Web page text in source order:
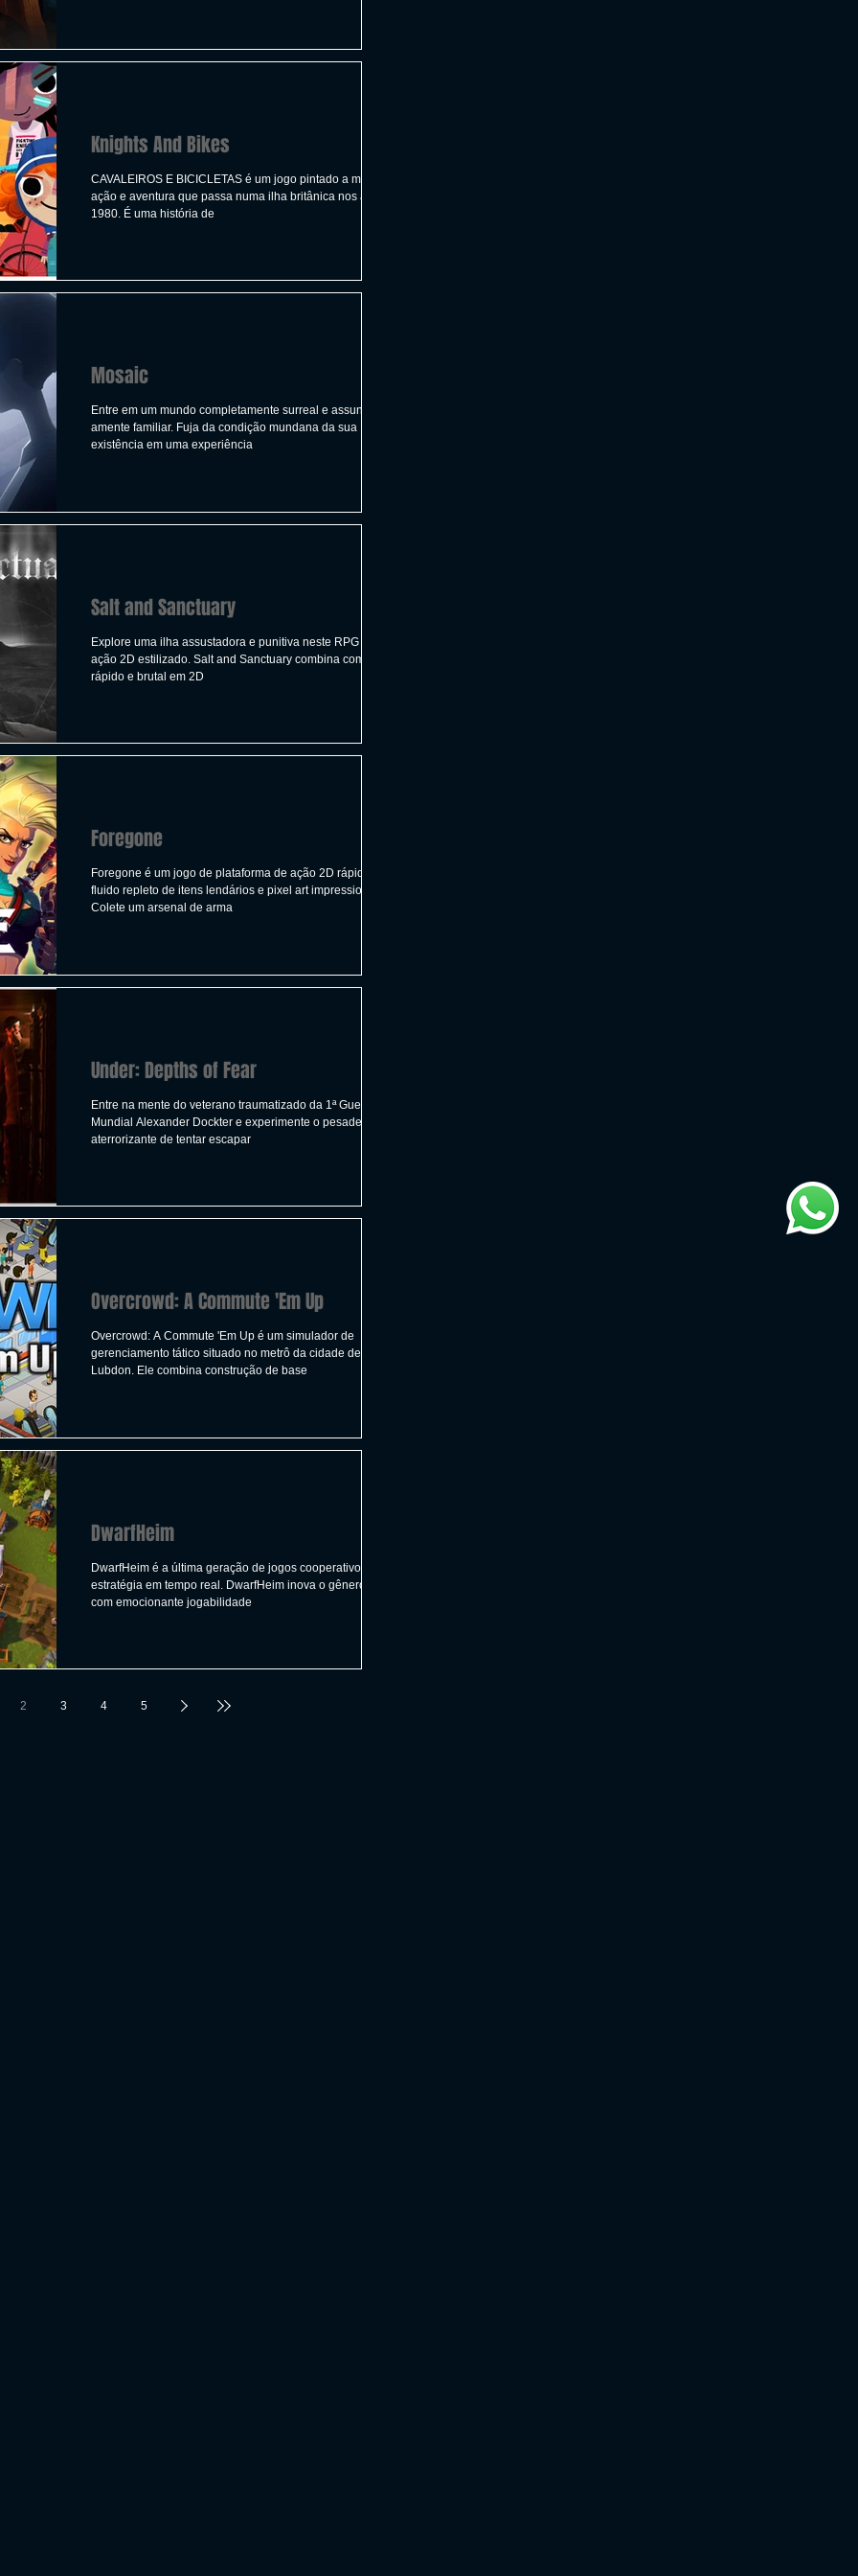
CONSTRUÇÃO
FILMES
Knights And Bikes
CAVALEIROS E BICICLETAS é um jogo pintado a mão de
ação e aventura que passa numa ilha britânica nos anos
1980. É uma história de
Mosaic
Entre em um mundo completamente surreal e assunto
amente familiar. Fuja da condição mundana da sua
existência em uma experiência
Salt and Sanctuary
Explore uma ilha assustadora e punitiva neste RPG de
ação 2D estilizado. Salt and Sanctuary combina combate
rápido e brutal em 2D
Foregone
Foregone é um jogo de plataforma de ação 2D rápido e
fluido repleto de itens lendários e pixel art impressionante.
Colete um arsenal de arma
Under: Depths of Fear
Entre na mente do veterano traumatizado da 1ª Guerra
Mundial Alexander Dockter e experimente o pesadelo
aterrorizante de tentar escapar
Overcrowd: A Commute 'Em Up
Overcrowd: A Commute 'Em Up é um simulador de
gerenciamento tático situado no metrô da cidade de
Lubdon. Ele combina construção de base
DwarfHeim
DwarfHeim é a última geração de jogos cooperativos de
estratégia em tempo real. DwarfHeim inova o gênero RTS
com emocionante jogabilidade
2 3 4 5